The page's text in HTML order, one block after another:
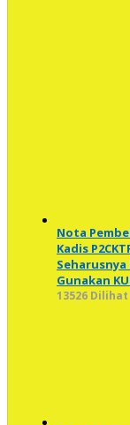
Nota
Kadis
Gunakan
13526 Dilihat